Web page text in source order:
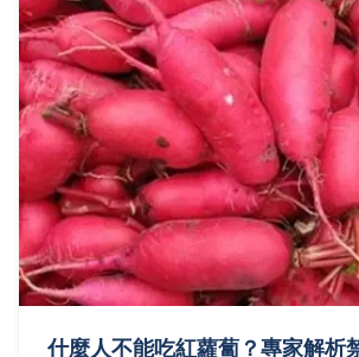
什麼人不能吃紅蘿蔔？專家解析